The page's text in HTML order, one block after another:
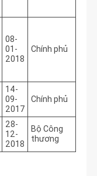
08-
01-
2018
Chính phủ
14-
09-
2017
Chính phủ
28-
12-
2018
Bộ Công
thương